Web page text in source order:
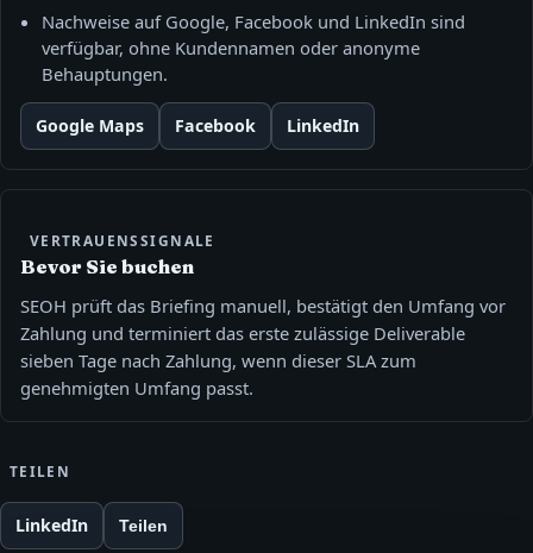
Nachweise auf Google, Facebook und LinkedIn sind
verfügbar, ohne Kundennamen oder anonyme
Behauptungen.
Google Maps Facebook LinkedIn
VERTRAUENSSIGNALE
Bevor Sie buchen
SEOH prüft das Briefing manuell, bestätigt den Umfang vor
Zahlung und terminiert das erste zulässige Deliverable
sieben Tage nach Zahlung, wenn dieser SLA zum
genehmigten Umfang passt.
TEILEN
LinkedIn Teilen